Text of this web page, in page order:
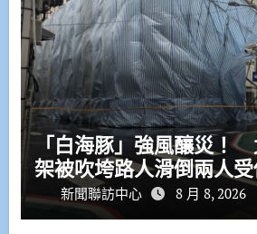
「白海豚」強風釀災！
架被吹垮路人滑倒兩人
新聞聯訪中心 8 月 8, 2026